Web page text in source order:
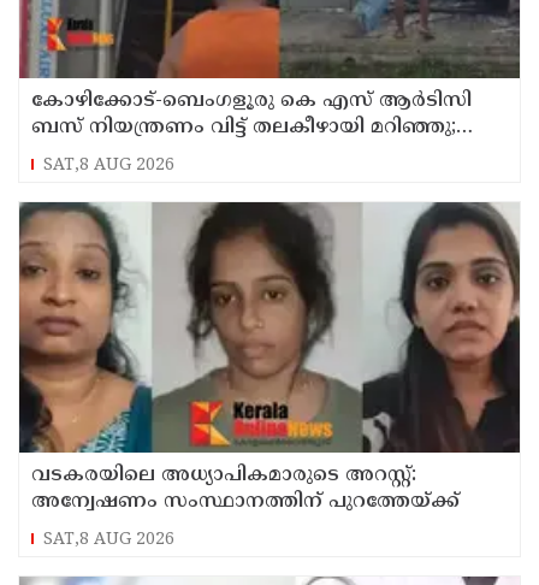
കോഴിക്കോട്-ബെംഗളൂരു കെ എസ് ആര്‍ടിസി
ബസ് നിയന്ത്രണം വിട്ട് തലകീഴായി മറിഞ്ഞു;
ഡ്രൈവര്‍ക്കും കണ്ടക്ടര്‍ക്കും ദാരുണാന്ത്യം
SAT,8 AUG 2026
വടകരയിലെ അധ്യാപികമാരുടെ അറസ്റ്റ്:
അന്വേഷണം സംസ്ഥാനത്തിന് പുറത്തേയ്ക്ക്
SAT,8 AUG 2026